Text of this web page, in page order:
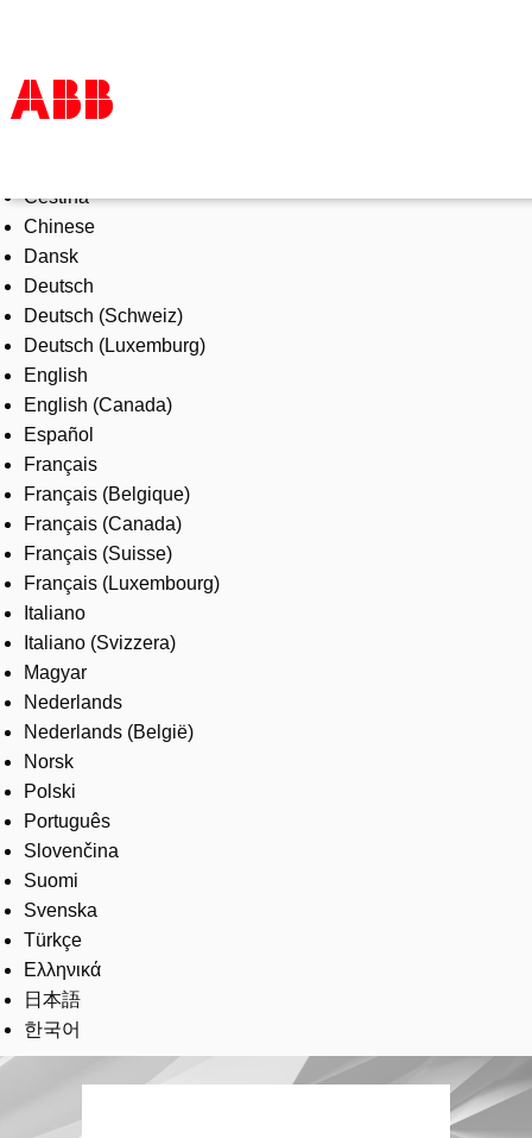
Products & Solutions
Industries
Services
About us
Where to buy
Contact us
Careers
Čeština
Chinese
Dansk
Deutsch
Deutsch (Schweiz)
Deutsch (Luxemburg)
English
English (Canada)
Español
Français
Français (Belgique)
Français (Canada)
Français (Suisse)
Français (Luxembourg)
Italiano
Italiano (Svizzera)
Magyar
Nederlands
Nederlands (België)
Norsk
Polski
Português
Slovenčina
Suomi
Svenska
Türkçe
Ελληνικά
日本語
한국어